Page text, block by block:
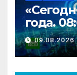
года.
09.08.2026